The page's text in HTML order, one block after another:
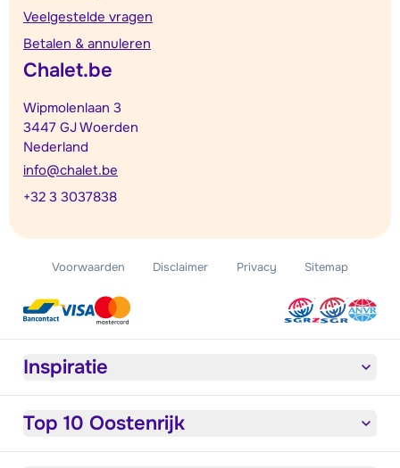
Veelgestelde vragen
Betalen & annuleren
Chalet.be
Wipmolenlaan 3
3447 GJ Woerden
Nederland
info@chalet.be
+32 3 3037838
Voorwaarden Disclaimer Privacy Sitemap
Inspiratie
Top 10 Oostenrijk